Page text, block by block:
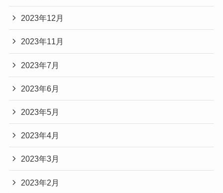
2023年12月
2023年11月
2023年7月
2023年6月
2023年5月
2023年4月
2023年3月
2023年2月